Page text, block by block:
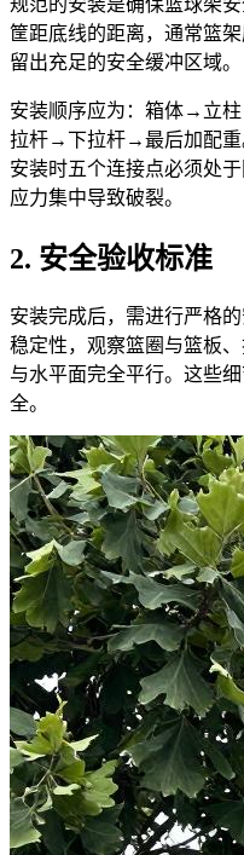
筐距底线的距离，通常篮
留出充足的安全缓冲区域。
安装顺序应为：箱体→
拉杆→下拉杆→最后加配重
安装时五个连接点必须处
应力集中导致破裂。
2. 安全验收标准
安装完成后，需进行严格
稳定性，观察篮圈与篮板
与水平面完全平行。这些
全。